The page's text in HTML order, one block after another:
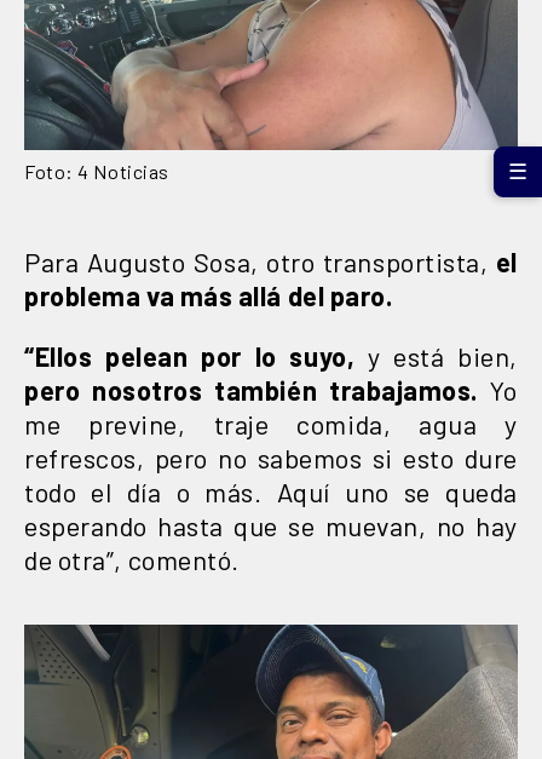
Foto: 4 Noticias
Para Augusto Sosa, otro transportista, el
problema va más allá del paro.
“Ellos pelean por lo suyo, y está bien,
pero nosotros también trabajamos. Yo
me previne, traje comida, agua y
refrescos, pero no sabemos si esto dure
todo el día o más. Aquí uno se queda
esperando hasta que se muevan, no hay
de otra”, comentó.
☰